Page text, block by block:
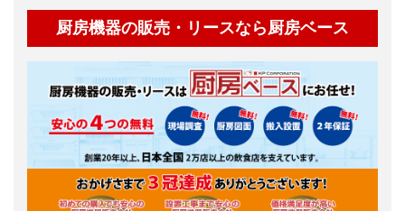
厨房機器の販売・リースなら厨房ベース